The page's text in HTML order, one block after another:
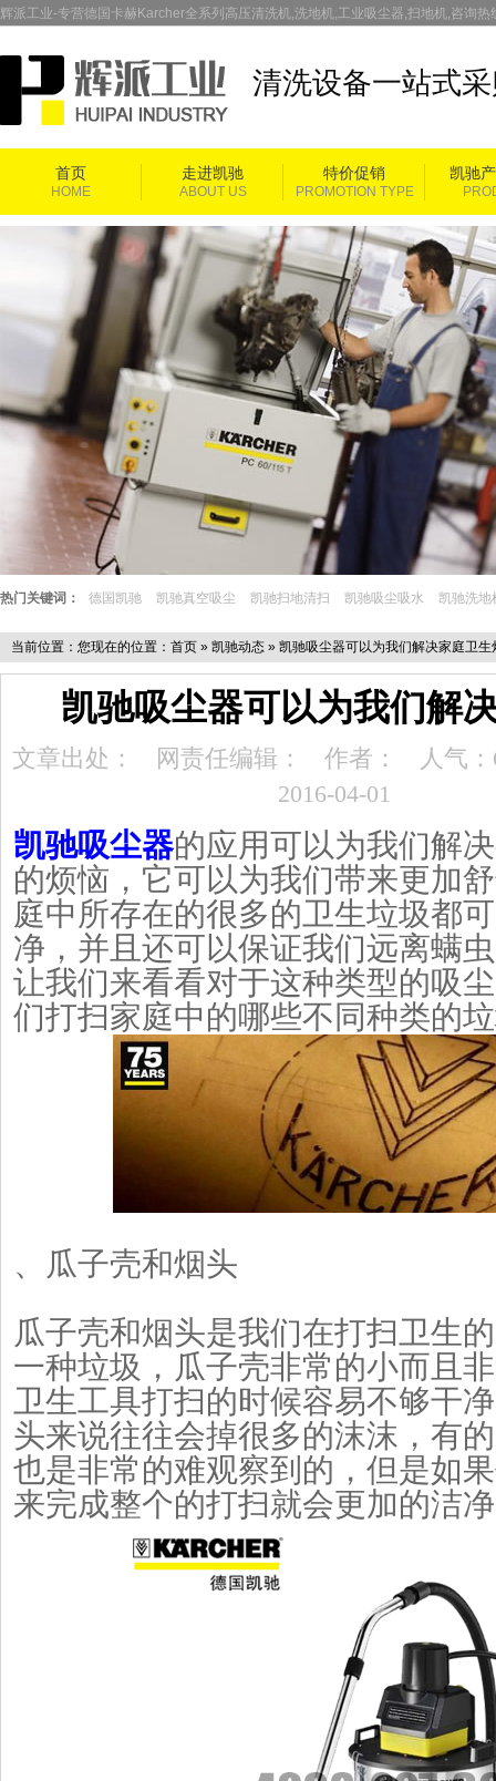
辉派工业-专营德国卡赫Karcher全系列高压清洗机,洗地机,工业吸尘器,扫地机,咨询
清洗设备一站式
首页 走进凯驰 特价促销 凯驰
HOME ABOUT US PROMOTION TYPE
热门关键词： 德国凯驰 凯驰真空吸尘 凯驰扫地清扫 凯驰吸尘吸水 凯驰洗地
当前位置：您现在的位置： 首页 » 凯驰动态 » 凯驰吸尘器可以为我们解决家庭卫生
凯驰吸尘器可以为我们解
文章出处： 网责任编辑： 作者：
人气
2016-04-01
凯驰吸尘器的应用可以为我们解
的烦恼，它可以为我们带来更加
庭中所存在的很多的卫生垃圾都
净，并且还可以保证我们远离螨
让我们来看看对于这种类型的吸
们打扫家庭中的哪些不同种类的
、瓜子壳和烟头
瓜子壳和烟头是我们在打扫卫生
一种垃圾，瓜子壳非常的小而且
卫生工具打扫的时候容易不够干
头来说往往会掉很多的沫沫，有
也是非常的难观察到的，但是如
来完成整个的打扫就会更加的洁